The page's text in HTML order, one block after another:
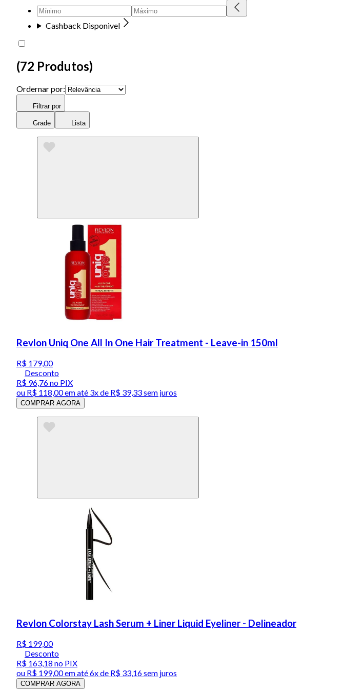
Cashback Disponivel
(72 Produtos)
Ordernar por:
Filtrar por
Grade Lista
Revlon Uniq One All In One Hair Treatment - Leave-in 150ml
R$ 179,00
Desconto
R$ 96,76no PIX
ou R$ 118,00em até 3x de R$ 39,33 sem juros
COMPRAR AGORA
Revlon Colorstay Lash Serum + Liner Liquid Eyeliner - Delineador
R$ 199,00
Desconto
R$ 163,18 no PIX
ou R$ 199,00em até6x de R$ 33,16 sem juros
COMPRAR AGORA